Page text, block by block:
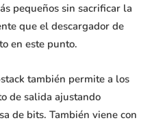
pequeños sin sacrificar la
que el descargador de
en este punto.
también permite a los
de salida ajustando
de bits. También viene con